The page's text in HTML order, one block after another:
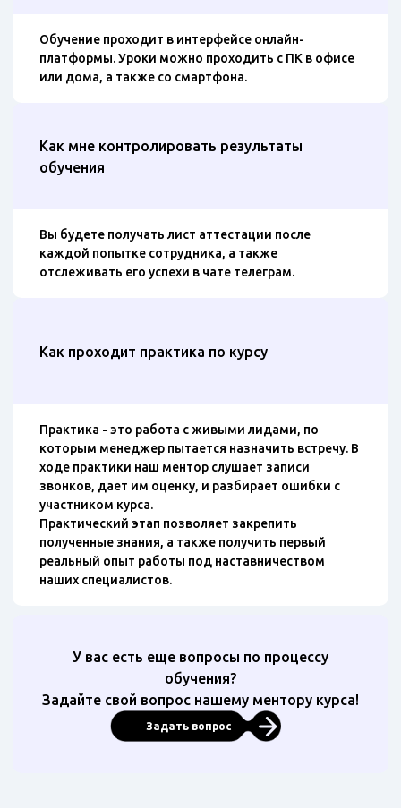
Обучение проходит в интерфейсе онлайн-
платформы. Уроки можно проходить с ПК в офисе
или дома, а также со смартфона.
Как мне контролировать результаты
обучения
Вы будете получать лист аттестации после
каждой попытке сотрудника, а также
отслеживать его успехи в чате телеграм.
Как проходит практика по курсу
Практика - это работа с живыми лидами, по
которым менеджер пытается назначить встречу. В
ходе практики наш ментор слушает записи
звонков, дает им оценку, и разбирает ошибки с
участником курса.
Практический этап позволяет закрепить
полученные знания, а также получить первый
реальный опыт работы под наставничеством
наших специалистов.
У вас есть еще вопросы по процессу
обучения?
Задайте свой вопрос нашему ментору курса!
Задать вопрос